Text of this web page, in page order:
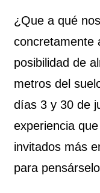
¿Que a qué
concretamente
posibilidad de
metros del
días 3 y 30 de
experiencia
invitados más
para